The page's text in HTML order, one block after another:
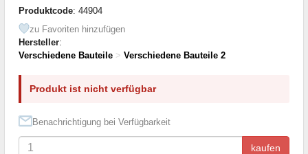
Produktcode: 44904
zu Favoriten hinzufügen
Hersteller:
Verschiedene Bauteile > Verschiedene Bauteile 2
Produkt ist nicht verfügbar
Benachrichtigung bei Verfügbarkeit
kaufen